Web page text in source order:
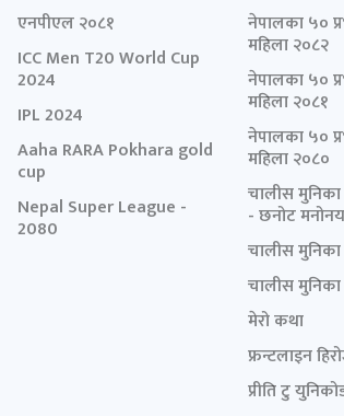
एनपीएल २०८१
ICC Men T20 World Cup
2024
IPL 2024
Aaha RARA Pokhara gold
cup
Nepal Super League -
2080
नेपालका ५०
महिला २०८२
नेपालका ५०
महिला २०८१
नेपालका ५०
महिला २०८०
चालीस
- छनोट
चालीस
चालीस
मेरो कथा
फ्रन्टलाइन
प्रीति टु